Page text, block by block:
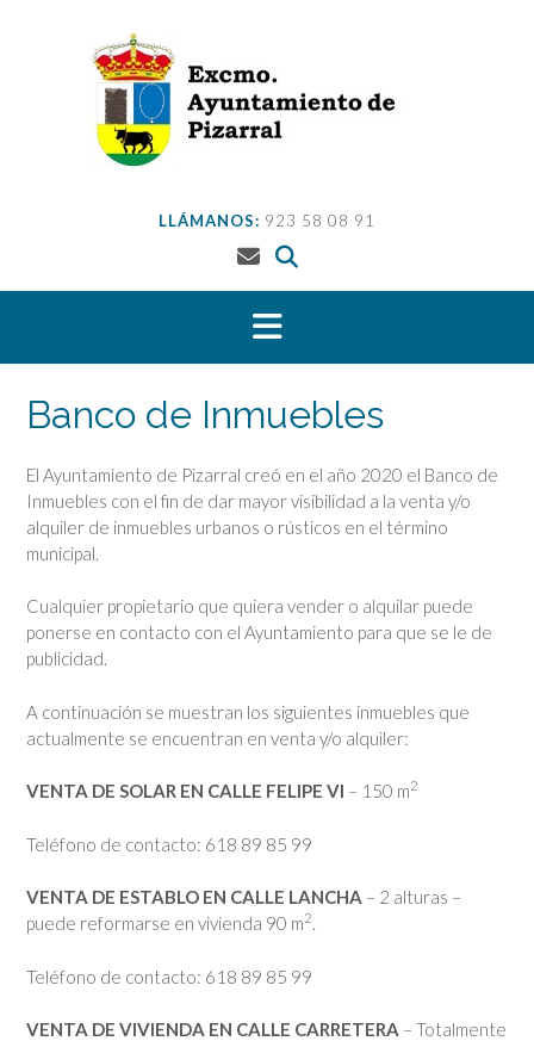
LLÁMANOS: 923 58 08 91
Banco de Inmuebles
El Ayuntamiento de Pizarral creó en el año 2020 el Banco de
Inmuebles con el fin de dar mayor visibilidad a la venta y/o
alquiler de inmuebles urbanos o rústicos en el término
municipal.
Cualquier propietario que quiera vender o alquilar puede
ponerse en contacto con el Ayuntamiento para que se le de
publicidad.
A continuación se muestran los siguientes inmuebles que
actualmente se encuentran en venta y/o alquiler:
VENTA DE SOLAR EN CALLE FELIPE VI – 150 m2
Teléfono de contacto: 618 89 85 99
VENTA DE ESTABLO EN CALLE LANCHA – 2 alturas –
puede reformarse en vivienda 90 m2.
Teléfono de contacto: 618 89 85 99
VENTA DE VIVIENDA EN CALLE CARRETERA – Totalmente